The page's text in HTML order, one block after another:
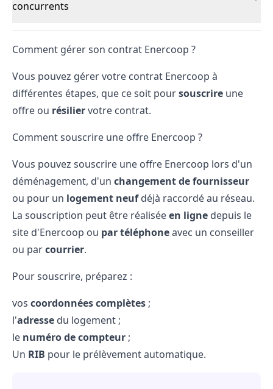
concurrents
Comment gérer son contrat Enercoop ?
Vous pouvez gérer votre contrat Enercoop à
différentes étapes, que ce soit poursouscrire une
offre ou résiliervotre contrat.
Comment souscrire une offre Enercoop ?
Vous pouvez souscrire une offre Enercoop lors d'un
déménagement, d'un changement de fournisseur
ou pour un logement neufdéjà raccordé au réseau.
La souscription peut être réaliséeen ligne depuis le
site d'Enercoop ou par téléphoneavec un conseiller
ou parcourrier.
Pour souscrire, préparez :
vos coordonnées complètes ;
l'adresse du logement ;
le numéro de compteur ;
Un RIB pour le prélèvement automatique.